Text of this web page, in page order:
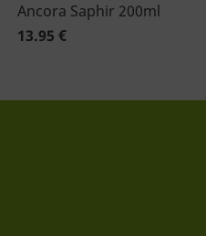
Ancora Saphir 200ml
13.95 €